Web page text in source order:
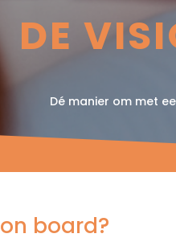
DE
Dé manier om met
board?